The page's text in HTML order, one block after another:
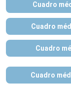
Cuadro
Cuadro
Cuadro
Cuadro